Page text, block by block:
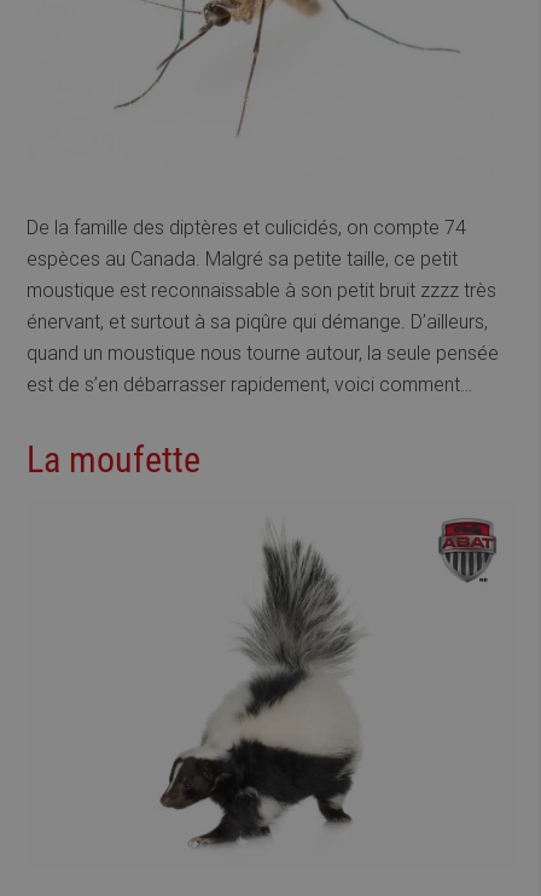
De la famille des diptères et culicidés, on compte 74
espèces au Canada. Malgré sa petite taille, ce petit
moustique est reconnaissable à son petit bruit zzzz très
énervant, et surtout à sa piqûre qui démange. D’ailleurs,
quand un moustique nous tourne autour, la seule pensée
est de s’en débarrasser rapidement, voici comment…
La moufette